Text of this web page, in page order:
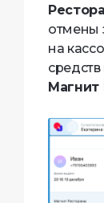
отмены
на
Магнит